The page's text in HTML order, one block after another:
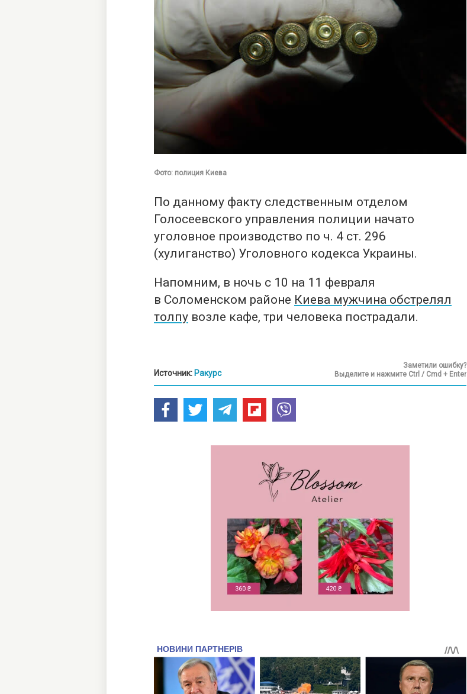
Фото: полиция Киева
По данному факту следственным отделом
Голосеевского управления полиции начато
уголовное производство по ч. 4 ст. 296
(хулиганство) Уголовного кодекса Украины.
Напомним, в ночь с 10 на 11 февраля
в Соломенском районе Киева мужчина обстрелял
толпу возле кафе, три человека пострадали.
Источник: Ракурс
Заметили ошибку?
Выделите и нажмите Ctrl / Cmd + Enter